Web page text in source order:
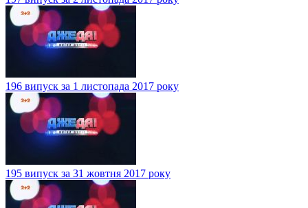
196 випуск за 1 листопада 2017 року
195 випуск за 31 жовтня 2017 року